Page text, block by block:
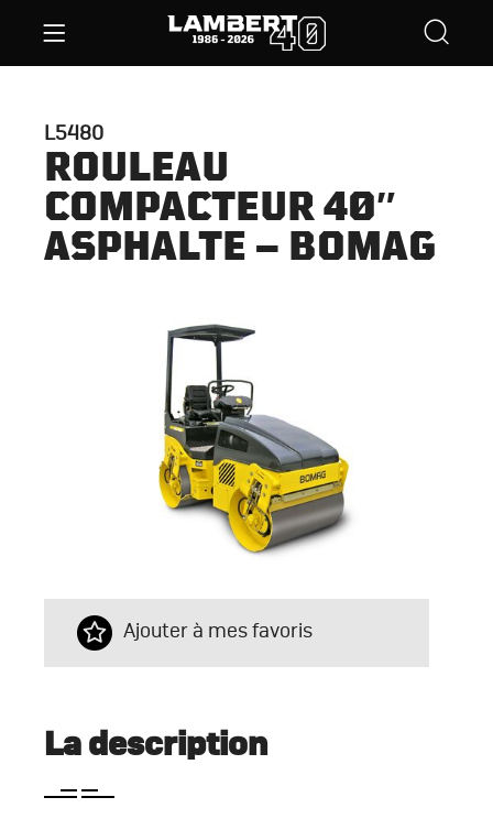
L5480
ROULEAU
COMPACTEUR 40″
ASPHALTE – BOMAG
Ajouter à mes favoris
La description